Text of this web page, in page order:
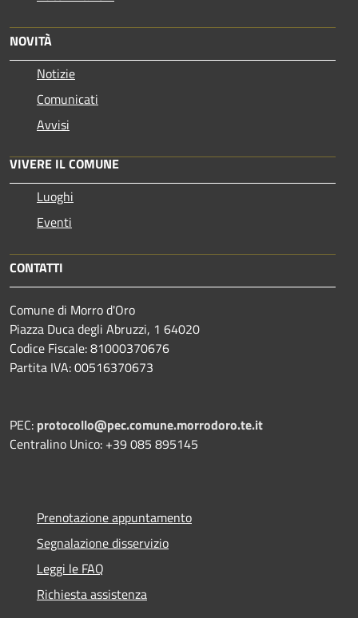
NOVITÀ
Notizie
Comunicati
Avvisi
VIVERE IL COMUNE
Luoghi
Eventi
CONTATTI
Comune di Morro d'Oro
Piazza Duca degli Abruzzi, 1 64020
Codice Fiscale: 81000370676
Partita IVA: 00516370673
PEC: protocollo@pec.comune.morrodoro.te.it
Centralino Unico: +39 085 895145
Prenotazione appuntamento
Segnalazione disservizio
Leggi le FAQ
Richiesta assistenza